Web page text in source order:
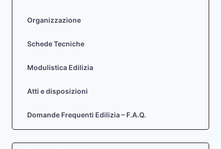
ALL’ESPROPRIO
Organizzazione
Schede Tecniche
Modulistica Edilizia
Atti e disposizioni
Domande Frequenti Edilizia – F.A.Q.